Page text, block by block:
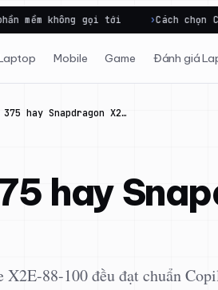
gọi tới Cách chọn Cấu hình
Mobile Game Đánh giá
hay Snapdragon X2…
hay
88-100 đều đạt chuẩn